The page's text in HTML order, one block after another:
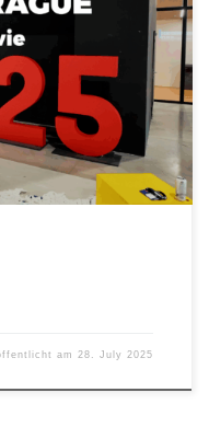
Vom 4. bis 11. Juli waren
der FAB25 Czechia. Acht
Wir haben
Projekte in
bei den […]
am28. July 2025